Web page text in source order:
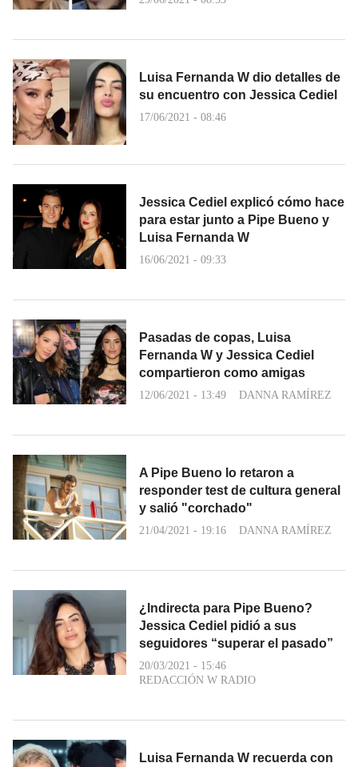
Luisa Fernanda W dio detalles de
su encuentro con Jessica Cediel
17/06/2021 - 08:46
Jessica Cediel explicó cómo hace
para estar junto a Pipe Bueno y
Luisa Fernanda W
16/06/2021 - 09:33
Pasadas de copas, Luisa
Fernanda W y Jessica Cediel
compartieron como amigas
12/06/2021 - 13:49 DANNA RAMÍREZ
A Pipe Bueno lo retaron a
responder test de cultura general
y salió "corchado"
21/04/2021 - 19:16 DANNA RAMÍREZ
¿Indirecta para Pipe Bueno?
Jessica Cediel pidió a sus
seguidores “superar el pasado”
20/03/2021 - 15:46
REDACCIÓN W RADIO
Luisa Fernanda W recuerda con